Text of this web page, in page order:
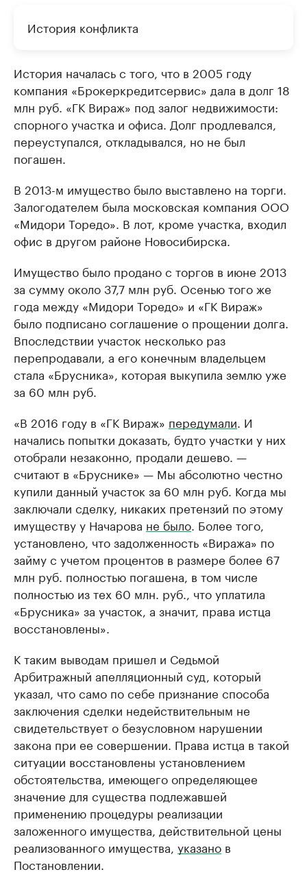
История конфликта
История началась с того, что в 2005 году
компания «Брокеркредитсервис» дала в долг 18
млн руб. «ГК Вираж» под залог недвижимости:
спорного участка и офиса. Долг продлевался,
переуступался, откладывался, но не был
погашен.
В 2013-м имущество было выставлено на торги.
Залогодателем была московская компания ООО
«Мидори Торедо». В лот, кроме участка, входил
офис в другом районе Новосибирска.
Имущество было продано с торгов в июне 2013
за сумму около 37,7 млн руб. Осенью того же
года между «Мидори Торедо» и «ГК Вираж»
было подписано соглашение о прощении долга.
Впоследствии участок несколько раз
перепродавали, а его конечным владельцем
стала «Брусника», которая выкупила землю уже
за 60 млн руб.
«В 2016 году в «ГК Вираж» передумали . И
начались попытки доказать, будто участки у них
отобрали незаконно, продали дешево. —
считают в «Бруснике» — Мы абсолютно честно
купили данный участок за 60 млн руб. Когда мы
заключали сделку, никаких претензий по этому
имуществу у Начарова не было . Более того,
установлено, что задолженность «Виража» по
займу с учетом процентов в размере более 67
млн руб. полностью погашена, в том числе
полностью из тех 60 млн. руб., что уплатила
«Брусника» за участок, а значит, права истца
восстановлены».
К таким выводам пришел и Седьмой
Арбитражный апелляционный суд, который
указал, что само по себе признание способа
заключения сделки недействительным не
свидетельствует о безусловном нарушении
закона при ее совершении. Права истца в такой
ситуации восстановлены установлением
обстоятельства, имеющего определяющее
значение для существа подлежавшей
применению процедуры реализации
заложенного имущества, действительной цены
реализованного имущества, указано в
Постановлении.